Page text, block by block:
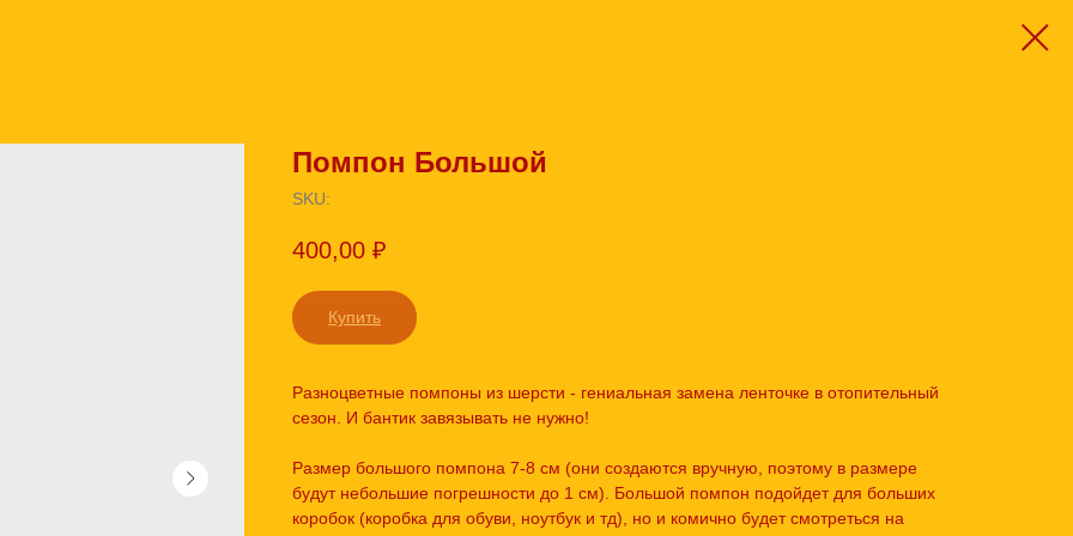
Помпон Большой
SKU:
400,00 ₽
Купить
Разноцветные помпоны из шерсти - гениальная замена ленточке в отопительный
сезон. И бантик завязывать не нужно!
Размер большого помпона 7-8 см (они создаются вручную, поэтому в размере
будут небольшие погрешности до 1 см). Большой помпон подойдет для больших
коробок (коробка для обуви, ноутбук и тд), но и комично будет смотреться на